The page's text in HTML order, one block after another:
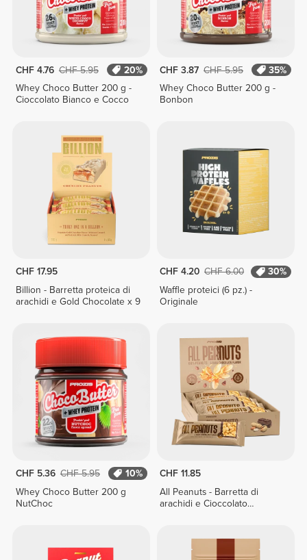
CHF 4.76 CHF 5.95
20%
Whey Choco Butter 200 g -
Cioccolato Bianco e Cocco
CHF 3.87 CHF 5.95
35%
Whey Choco Butter 200 g -
Bonbon
CHF 17.95
Billion - Barretta proteica di
arachidi e Gold Chocolate x 9
CHF 4.20 CHF 6.00
30%
Waffle proteici (6 pz.) -
Originale
CHF 5.36 CHF 5.95
10%
Whey Choco Butter 200 g
NutChoc
CHF 11.85
All Peanuts - Barretta di
arachidi e Cioccolato